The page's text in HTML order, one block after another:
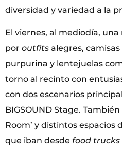
diversidad y variedad a la
El viernes, al mediodía,
por outfits alegres,
purpurina y lentejuelas
torno al recinto con
con dos escenarios
BIGSOUND Stage.
Room’ y distintos espacios
que iban desde food trucks